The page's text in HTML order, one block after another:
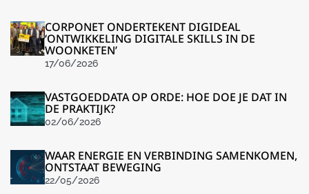
CORPONET ONDERTEKENT DIGIDEAL
‘ONTWIKKELING DIGITALE SKILLS IN DE
WOONKETEN’
17/06/2026
VASTGOEDDATA OP ORDE: HOE DOE JE DAT IN
DE PRAKTIJK?
02/06/2026
WAAR ENERGIE EN VERBINDING SAMENKOMEN,
ONTSTAAT BEWEGING
22/05/2026